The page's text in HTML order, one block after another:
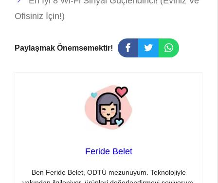
Ofisiniz İçin!)
Paylaşmak Önemsemektir!
Feride Belet
Ben Feride Belet, ODTÜ mezunuyum. Teknolojiyle